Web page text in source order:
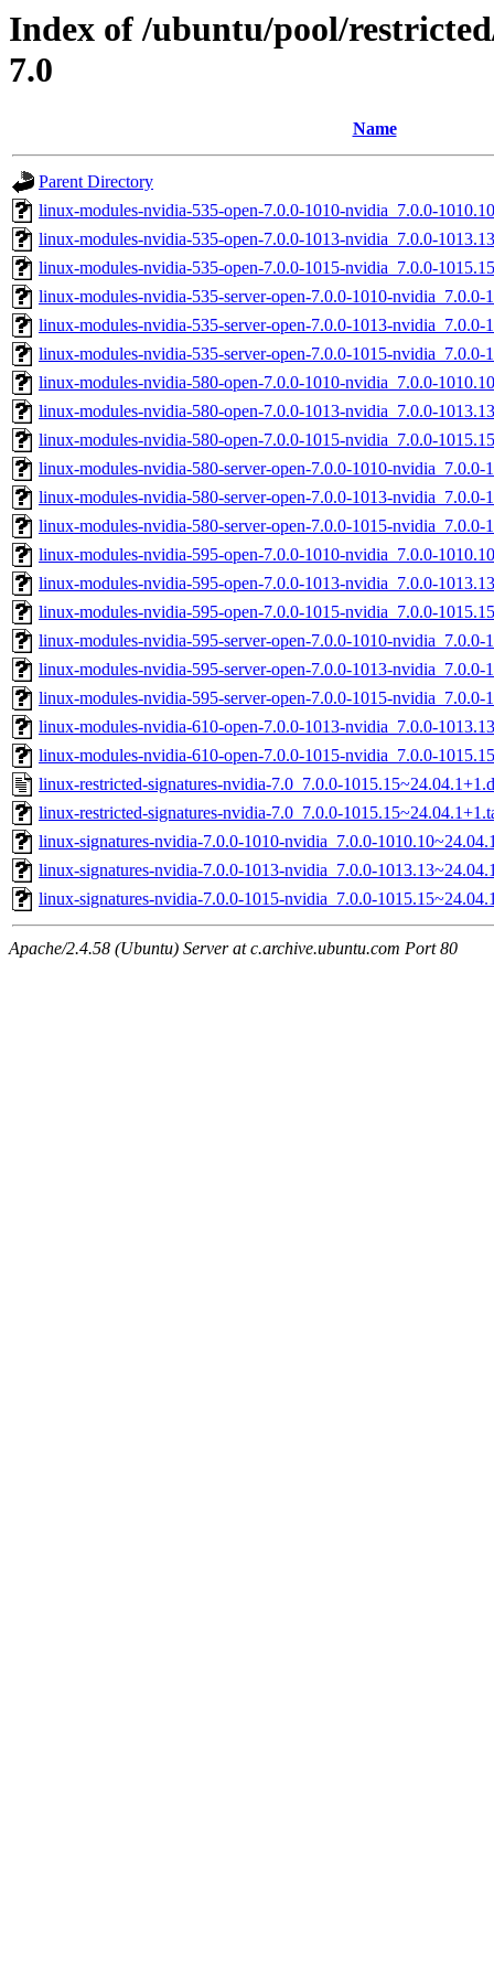
Index of /ubuntu/pool/
7.0
Name
Parent Directory
linux-modules-nvidia-535-open-7.0.0-1010-nvidia_7.0.0-
linux-modules-nvidia-535-open-7.0.0-1013-nvidia_7.0.0-
linux-modules-nvidia-535-open-7.0.0-1015-nvidia_7.0.0-
linux-modules-nvidia-535-server-open-7.0.0-1010-nvidia_7.0.0-
linux-modules-nvidia-535-server-open-7.0.0-1013-nvidia_7.0.0-
linux-modules-nvidia-535-server-open-7.0.0-1015-nvidia_7.0.0-
linux-modules-nvidia-580-open-7.0.0-1010-nvidia_7.0.0-
linux-modules-nvidia-580-open-7.0.0-1013-nvidia_7.0.0-
linux-modules-nvidia-580-open-7.0.0-1015-nvidia_7.0.0-
linux-modules-nvidia-580-server-open-7.0.0-1010-nvidia_7.0.0-
linux-modules-nvidia-580-server-open-7.0.0-1013-nvidia_7.0.0-
linux-modules-nvidia-580-server-open-7.0.0-1015-nvidia_7.0.0-
linux-modules-nvidia-595-open-7.0.0-1010-nvidia_7.0.0-
linux-modules-nvidia-595-open-7.0.0-1013-nvidia_7.0.0-
linux-modules-nvidia-595-open-7.0.0-1015-nvidia_7.0.0-
linux-modules-nvidia-595-server-open-7.0.0-1010-nvidia_7.0.0-
linux-modules-nvidia-595-server-open-7.0.0-1013-nvidia_7.0.0-
linux-modules-nvidia-595-server-open-7.0.0-1015-nvidia_7.0.0-
linux-modules-nvidia-610-open-7.0.0-1013-nvidia_7.0.0-
linux-modules-nvidia-610-open-7.0.0-1015-nvidia_7.0.0-
linux-restricted-signatures-nvidia-7.0_7.0.0-
linux-restricted-signatures-nvidia-7.0_7.0.0-
linux-signatures-nvidia-7.0.0-1010-nvidia_7.0.0-
linux-signatures-nvidia-7.0.0-1013-nvidia_7.0.0-
linux-signatures-nvidia-7.0.0-1015-nvidia_7.0.0-
Apache/2.4.58 (Ubuntu) Server at c.archive.ubuntu.com Port 80